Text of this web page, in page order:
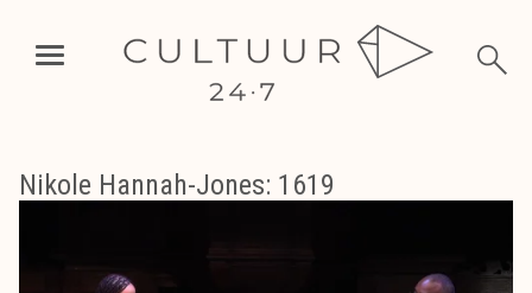
Nikole Hannah-Jones: 1619